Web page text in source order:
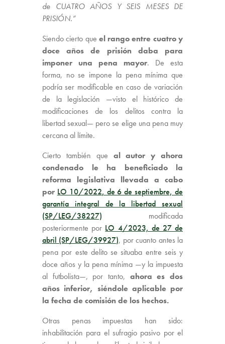
de CUATRO AÑOS Y SEIS MESES DE
PRISIÓN.”
Siendo cierto que el rango entre cuatro y
doce años de prisión daba para
imponer una pena mayor. De esta
forma, no se impone la pena mínima que
podría ser modificable en caso de variación
de la legislación —visto el histórico de
modificaciones de los delitos contra la
libertad sexual— pero se elige una pena muy
cercana al límite.
Cierto también que al autor y ahora
condenado le ha beneficiado la
reforma legislativa llevada a cabo
por LO 10/2022, de 6 de septiembre, de
garantía integral de la libertad sexual
(SP/LEG/38227) modificada
posteriormente por LO 4/2023, de 27 de
abril (SP/LEG/39927), por cuanto antes la
pena por este delito se situaba entre seis y
doce años y la pena mínima —y la impuesta
al futbolista—, por tanto, ahora es dos
años inferior, siéndole aplicable por
la fecha de comisiónde los hechos.
Otras penas impuestas han sido:
inhabilitación para el sufragio pasivo por el